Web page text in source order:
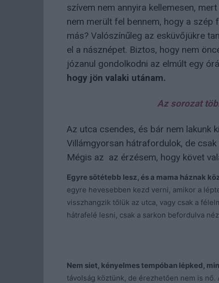
szívem nem annyira kellemesen,
nem merült fel bennem, hogy a szép
más? Valószínűleg az esküvőjükre
el a násznépet. Biztos, hogy nem
józanul gondolkodni az elmúlt egy
hogy jön valaki utánam.
Az sorozat
Az utca csendes, és bár nem lakunk
Villámgyorsan hátrafordulok, de
Mégis az az érzésem, hogy követ
Egyre sötétebb lesz, és a mama háznak
egyre hevesebben kezd verni, amikor a
visszhangzik tőlük az utca, vagy csak a
hátrafelé lesni, csak a sarkon befordulva
Nem siet, kényelmes tempóban lépked,
távolság köztünk, de érezhetően nem is